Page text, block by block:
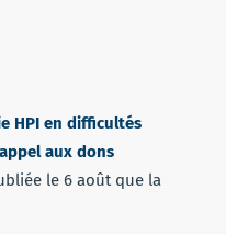
HPI en difficultés
aux dons
le 6 août que la